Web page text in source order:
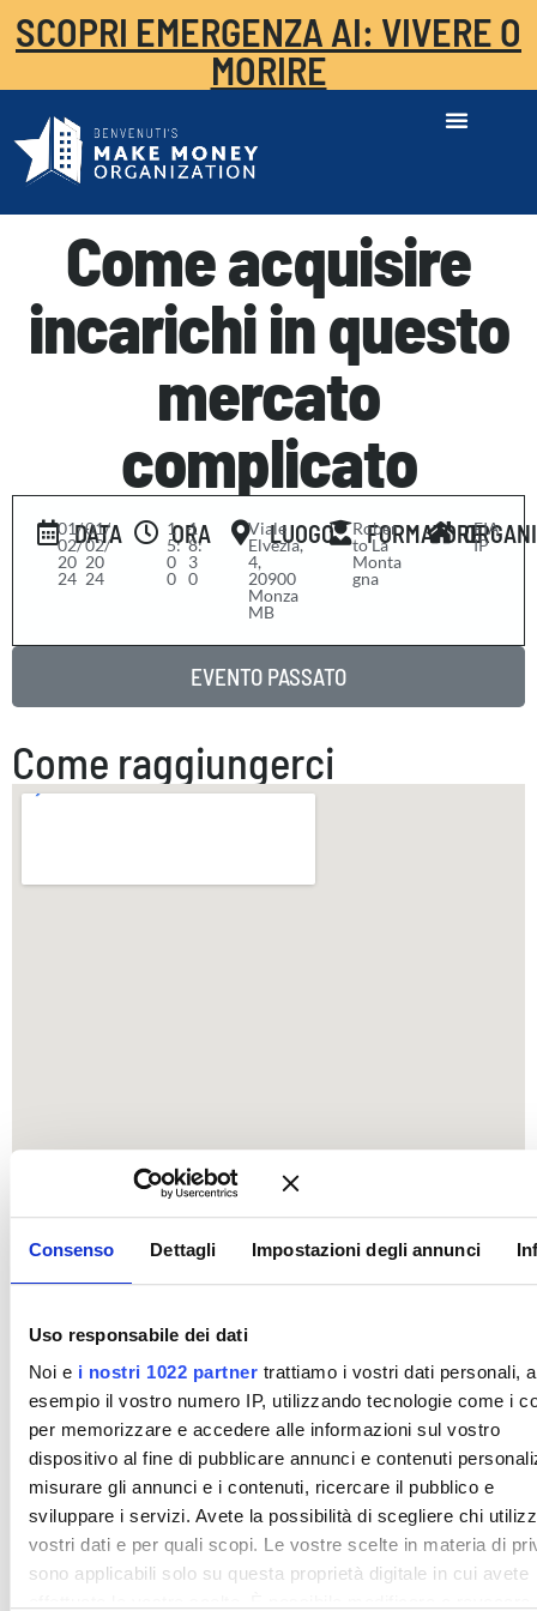
Consenso Dettagli Impostazioni degli annunci
Uso responsabile dei dati
Noi e i nostri 1022 partnertrattiamo i vostri dati personali,
esempio il vostro numero IP, utilizzando tecnologie come i
per memorizzare e accedere alle informazioni sul vostro
dispositivo al fine di pubblicare annunci e contenuti
misurare gli annunci e i contenuti, ricercare il pubblico e
sviluppare i servizi. Avete la possibilità di scegliere chi
vostri dati e per quali scopi. Le vostre scelte in materia di
sono applicabili solo su questa proprietà digitale in cui avete
SCOPRI EMERGENZA AI: VIVERE O
MORIRE
Come acquisire
incarichi in questo
mercato
complicato
DATA
01/
02/
20
24
-01/
02/
20
24
ORA
1
5:
0
0
-1
8:
3
0
LUOGO
Viale
Elvezia,
4,
20900
Monza
MB
FORMATORE
Rober
to La
Monta
gna
FIA
IP
EVENTO PASSATO
Come raggiungerci